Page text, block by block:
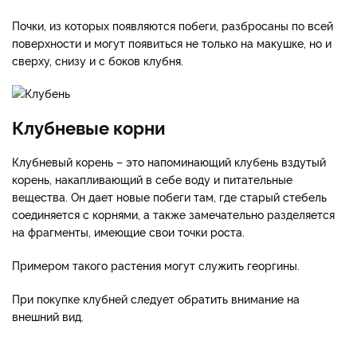
Почки, из которых появляются побеги, разбросаны по всей
поверхности и могут появиться не только на макушке, но и
сверху, снизу и с боков клубня.
Клубневые корни
Клубневый корень – это напоминающий клубень вздутый
корень, накапливающий в себе воду и питательные
вещества. Он дает новые побеги там, где старый стебель
соединяется с корнями, а также замечательно разделяется
на фрагменты, имеющие свои точки роста.
Примером такого растения могут служить георгины.
При покупке клубней следует обратить внимание на
внешний вид.